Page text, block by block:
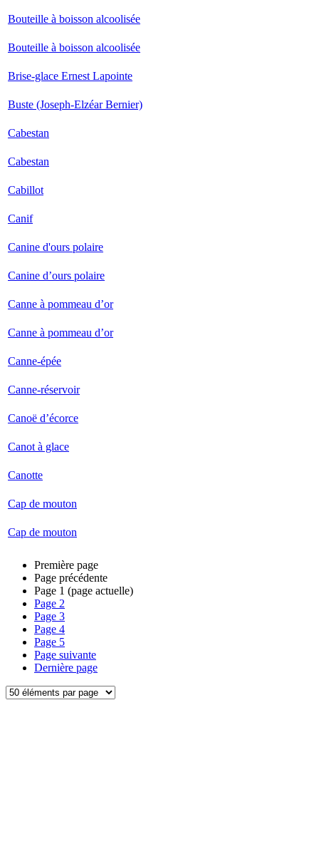
Bouteille à boisson alcoolisée
Bouteille à boisson alcoolisée
Brise-glace Ernest Lapointe
Buste (Joseph-Elzéar Bernier)
Cabestan
Cabestan
Cabillot
Canif
Canine d'ours polaire
Canine d’ours polaire
Canne à pommeau d’or
Canne à pommeau d’or
Canne-épée
Canne-réservoir
Canoë d’écorce
Canot à glace
Canotte
Cap de mouton
Cap de mouton
Première page
Page précédente
Page 1 (page actuelle)
Page 2
Page 3
Page 4
Page 5
Page suivante
Dernière page